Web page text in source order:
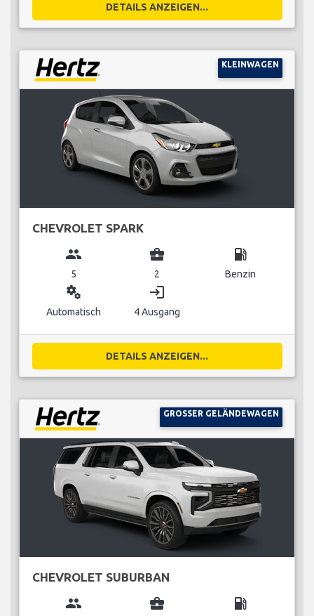
DETAILS ANZEIGEN...
KLEINWAGEN
CHEVROLET SPARK
group
5
business_center
2
local_gas_station
Benzin
miscellaneous_services
Automatisch
login
4 Ausgang
DETAILS ANZEIGEN...
GROSSER GELÄNDEWAGEN
CHEVROLET SUBURBAN
group business_center local_gas_station